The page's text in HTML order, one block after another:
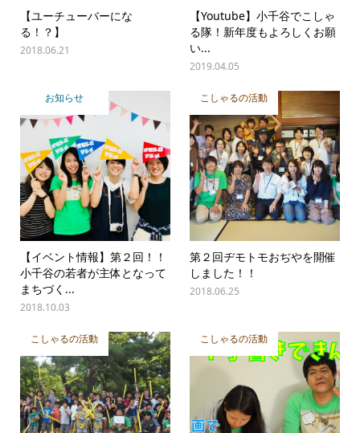
【ユーチューバーにな
る！？】
2018.06.21
【Youtube】小千谷でこしゃ
る隊！新年度もよろしくお願
い...
2019.04.05
お知らせ
【イベント情報】第２回！！
小千谷の若者が主体となって
まちづく...
2018.10.03
こしゃるの活動
第２回ヂモトモおぢやを開催
しました！！
2018.06.25
こしゃるの活動 こしゃるの活動